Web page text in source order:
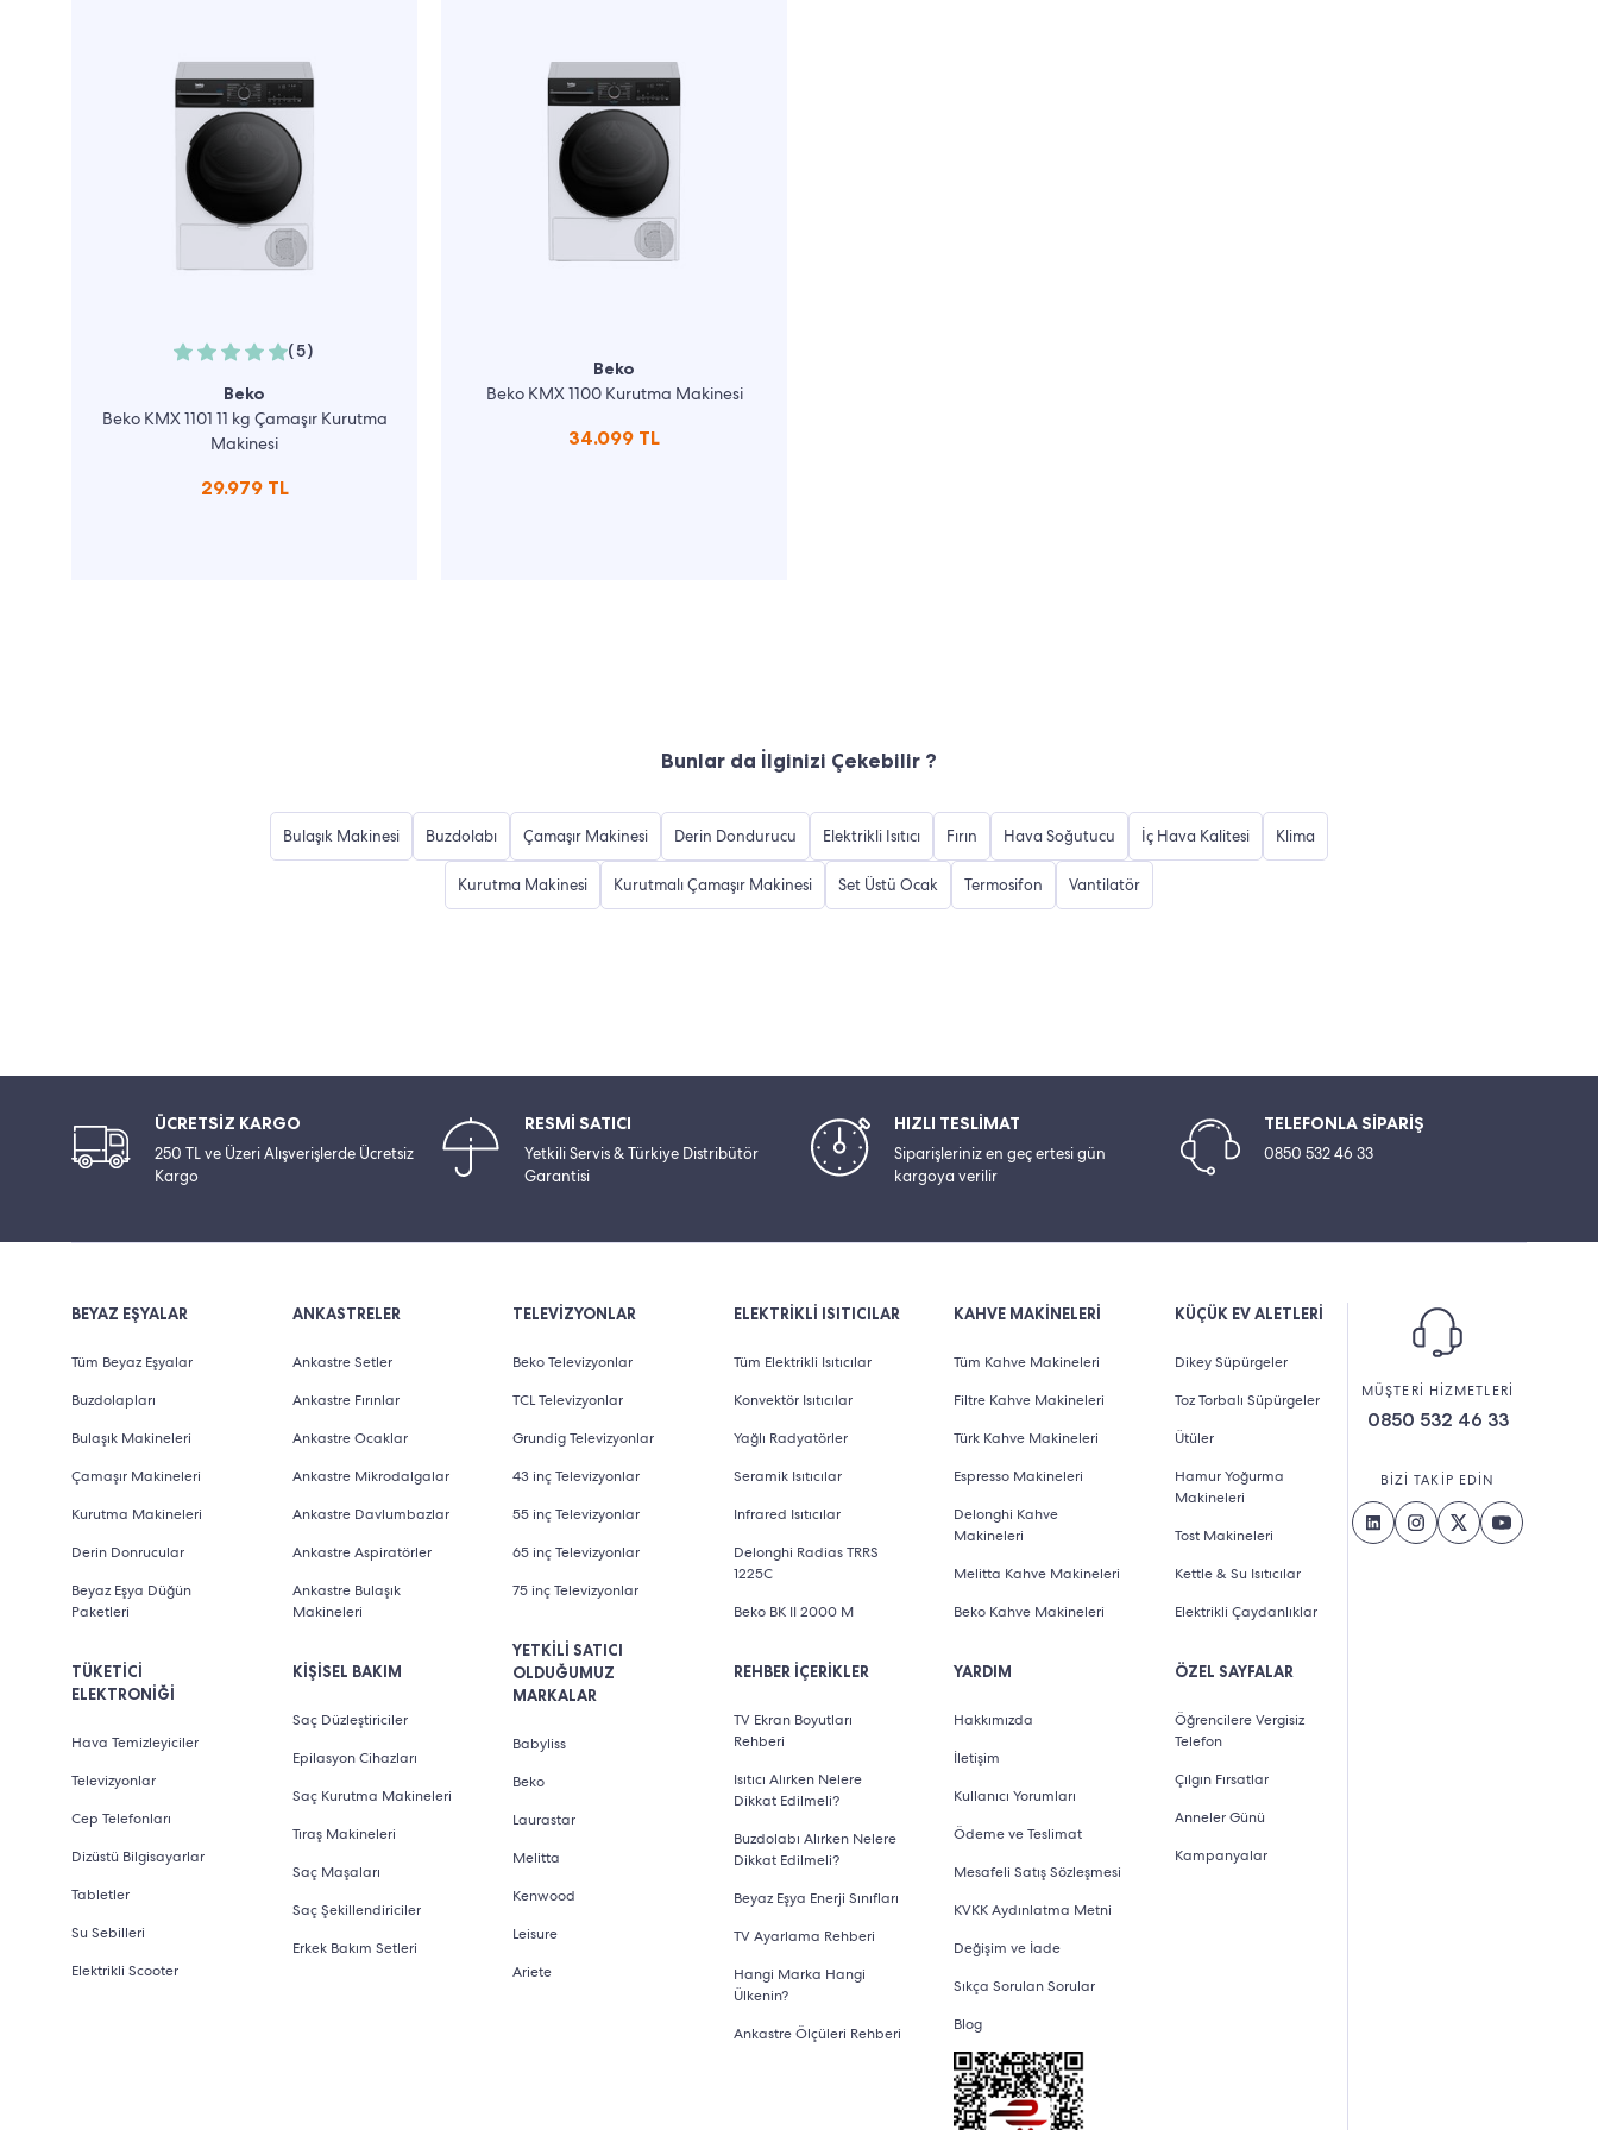
(5)
Beko
Beko KMX 1101 11 kg Çamaşır Kurutma
Makinesi
29.979 TL
Beko
Beko KMX 1100 Kurutma Makinesi
34.099 TL
Bunlar da İlginizi Çekebilir ?
Bulaşık Makinesi Buzdolabı Çamaşır Makinesi Derin Dondurucu Elektrikli Isıtıcı Fırın Hava Soğutucu İç Hava Kalitesi Klima
Kurutma Makinesi Kurutmalı Çamaşır Makinesi Set Üstü Ocak Termosifon Vantilatör
ÜCRETSİZ KARGO
250 TL ve Üzeri Alışverişlerde Ücretsiz
Kargo
RESMİ SATICI
Yetkili Servis & Türkiye Distribütör
Garantisi
HIZLI TESLİMAT
Siparişleriniz en geç ertesi gün
kargoya verilir
TELEFONLA SİPARİŞ
0850 532 46 33
BEYAZ EŞYALAR
Tüm Beyaz Eşyalar
Buzdolapları
Bulaşık Makineleri
Çamaşır Makineleri
Kurutma Makineleri
Derin Donrucular
Beyaz Eşya Düğün
Paketleri
TÜKETİCİ
ELEKTRONİĞİ
Hava Temizleyiciler
Televizyonlar
Cep Telefonları
Dizüstü Bilgisayarlar
Tabletler
Su Sebilleri
Elektrikli Scooter
ANKASTRELER
Ankastre Setler
Ankastre Fırınlar
Ankastre Ocaklar
Ankastre Mikrodalgalar
Ankastre Davlumbazlar
Ankastre Aspiratörler
Ankastre Bulaşık
Makineleri
KİŞİSEL BAKIM
Saç Düzleştiriciler
Epilasyon Cihazları
Saç Kurutma Makineleri
Tıraş Makineleri
Saç Maşaları
Saç Şekillendiriciler
Erkek Bakım Setleri
TELEVİZYONLAR
Beko Televizyonlar
TCL Televizyonlar
Grundig Televizyonlar
43 inç Televizyonlar
55 inç Televizyonlar
65 inç Televizyonlar
75 inç Televizyonlar
YETKİLİ SATICI
OLDUĞUMUZ
MARKALAR
Babyliss
Beko
Laurastar
Melitta
Kenwood
Leisure
Ariete
ELEKTRİKLİ ISITICILAR
Tüm Elektrikli Isıtıcılar
Konvektör Isıtıcılar
Yağlı Radyatörler
Seramik Isıtıcılar
Infrared Isıtıcılar
Delonghi Radias TRRS
1225C
Beko BK II 2000 M
REHBER İÇERİKLER
TV Ekran Boyutları
Rehberi
Isıtıcı Alırken Nelere
Dikkat Edilmeli?
Buzdolabı Alırken Nelere
Dikkat Edilmeli?
Beyaz Eşya Enerji Sınıfları
TV Ayarlama Rehberi
Hangi Marka Hangi
Ülkenin?
Ankastre Ölçüleri Rehberi
KAHVE MAKİNELERİ
Tüm Kahve Makineleri
Filtre Kahve Makineleri
Türk Kahve Makineleri
Espresso Makineleri
Delonghi Kahve
Makineleri
Melitta Kahve Makineleri
Beko Kahve Makineleri
YARDIM
Hakkımızda
İletişim
Kullanıcı Yorumları
Ödeme ve Teslimat
Mesafeli Satış Sözleşmesi
KVKK Aydınlatma Metni
Değişim ve İade
Sıkça Sorulan Sorular
Blog
KÜÇÜK EV ALETLERİ
Dikey Süpürgeler
Toz Torbalı Süpürgeler
Ütüler
Hamur Yoğurma
Makineleri
Tost Makineleri
Kettle & Su Isıtıcılar
Elektrikli Çaydanlıklar
ÖZEL SAYFALAR
Öğrencilere Vergisiz
Telefon
Çılgın Fırsatlar
Anneler Günü
Kampanyalar
MÜŞTERİ HİZMETLERİ
0850 532 46 33
BİZİ TAKİP EDİN